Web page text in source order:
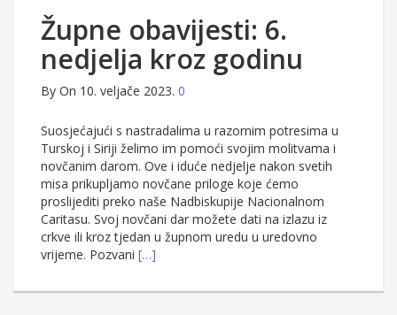
Župne obavijesti: 6.
nedjelja kroz godinu
By On 10. veljače 2023. 0
Suosjećajući s nastradalima u razornim potresima u
Turskoj i Siriji želimo im pomoći svojim molitvama i
novčanim darom. Ove i iduće nedjelje nakon svetih
misa prikupljamo novčane priloge koje ćemo
proslijediti preko naše Nadbiskupije Nacionalnom
Caritasu. Svoj novčani dar možete dati na izlazu iz
crkve ili kroz tjedan u župnom uredu u uredovno
vrijeme. Pozvani […]